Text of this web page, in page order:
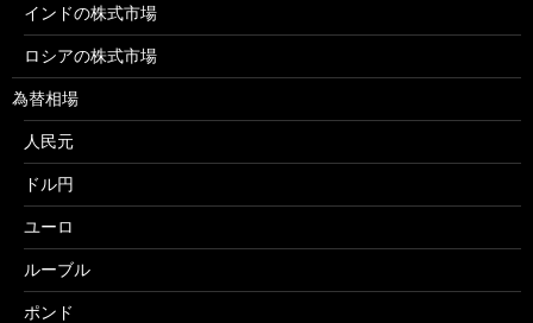
インドの株式市場
ロシアの株式市場
為替相場
人民元
ドル円
ユーロ
ルーブル
ポンド